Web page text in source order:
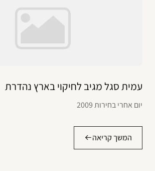
עמית סגל מגיב לחיקוי בארץ נהדרת
יום אחרי בחירות 2009
המשך קריאה